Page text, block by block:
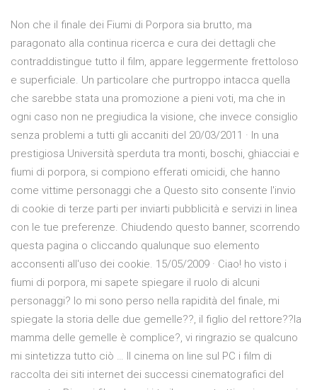
Non che il finale dei Fiumi di Porpora sia brutto, ma
paragonato alla continua ricerca e cura dei dettagli che
contraddistingue tutto il film, appare leggermente frettoloso
e superficiale. Un particolare che purtroppo intacca quella
che sarebbe stata una promozione a pieni voti, ma che in
ogni caso non ne pregiudica la visione, che invece consiglio
senza problemi a tutti gli accaniti del 20/03/2011 · In una
prestigiosa Università sperduta tra monti, boschi, ghiacciai e
fiumi di porpora, si compiono efferati omicidi, che hanno
come vittime personaggi che a Questo sito consente l'invio
di cookie di terze parti per inviarti pubblicità e servizi in linea
con le tue preferenze. Chiudendo questo banner, scorrendo
questa pagina o cliccando qualunque suo elemento
acconsenti all'uso dei cookie. 15/05/2009 · Ciao! ho visto i
fiumi di porpora, mi sapete spiegare il ruolo di alcuni
personaggi? Io mi sono perso nella rapidità del finale, mi
spiegate la storia delle due gemelle??, il figlio del rettore??la
mamma delle gemelle è complice?, vi ringrazio se qualcuno
mi sintetizza tutto ciò … Il cinema on line sul PC i film di
raccolta dei siti internet dei successi cinematografici del